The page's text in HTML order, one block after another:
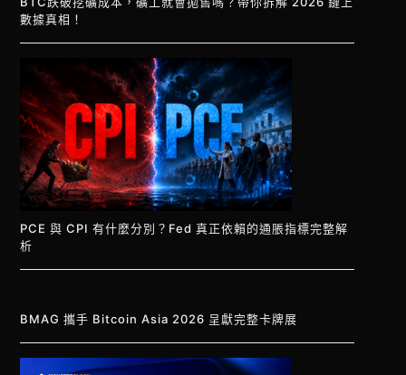
數據真相！
PCE 與 CPI 有什麼分別？Fed 真正依賴的通脹指標完整解
析
BMAG 攜手 Bitcoin Asia 2026 呈獻完整卡牌展